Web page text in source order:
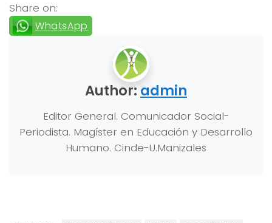
Share on:
WhatsApp
Author: admin
Editor General. Comunicador Social-
Periodista. Magíster en Educación y Desarrollo
Humano. Cinde-U.Manizales